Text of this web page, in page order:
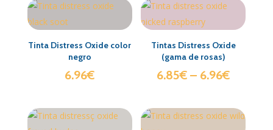
Tinta Distress Oxide color
negro
6.96€
Tintas Distress Oxide
(gama de rosas)
6.85€ – 6.96€